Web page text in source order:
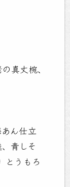
真丈椀、
ん仕立
青しそ
とうもろ